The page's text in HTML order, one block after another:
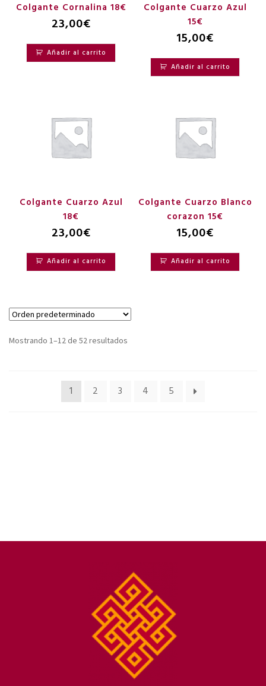
Colgante Cornalina 18€
23,00€
Añadir al carrito
Colgante Cuarzo Azul
15€
15,00€
Añadir al carrito
Colgante Cuarzo Azul
18€
23,00€
Añadir al carrito
Colgante Cuarzo Blanco
corazon 15€
15,00€
Añadir al carrito
Mostrando 1–12 de 52 resultados
1 2 3 4 5